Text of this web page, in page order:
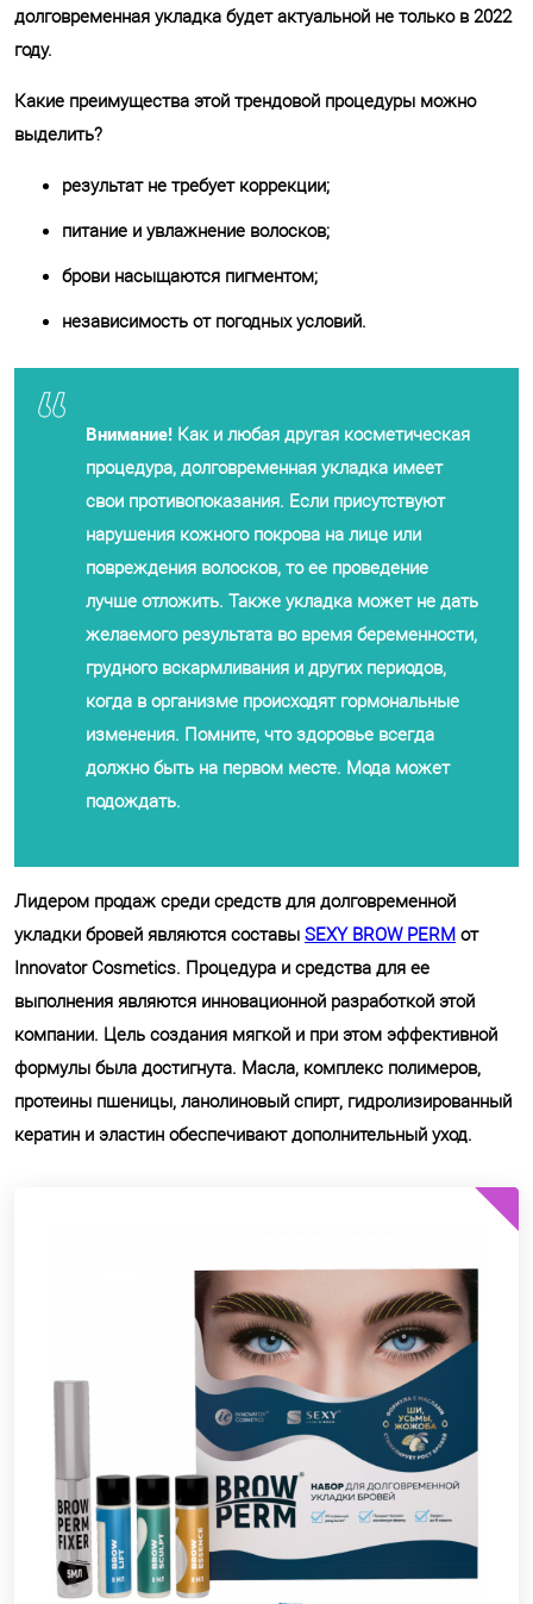
долговременная укладка будет актуальной не только в 2022
году.
Какие преимущества этой трендовой процедуры можно
выделить?
результат не требует коррекции;
питание и увлажнение волосков;
брови насыщаются пигментом;
независимость от погодных условий.
Внимание! Как и любая другая косметическая
процедура, долговременная укладка имеет
свои противопоказания. Если присутствуют
нарушения кожного покрова на лице или
повреждения волосков, то ее проведение
лучше отложить. Также укладка может не дать
желаемого результата во время беременности,
грудного вскармливания и других периодов,
когда в организме происходят гормональные
изменения. Помните, что здоровье всегда
должно быть на первом месте. Мода может
подождать.
Лидером продаж среди средств для долговременной
укладки бровей являются составы SEXY BROW PERM от
Innovator Cosmetics. Процедура и средства для ее
выполнения являются инновационной разработкой этой
компании. Цель создания мягкой и при этом эффективной
формулы была достигнута. Масла, комплекс полимеров,
протеины пшеницы, ланолиновый спирт, гидролизированный
кератин и эластин обеспечивают дополнительный уход.